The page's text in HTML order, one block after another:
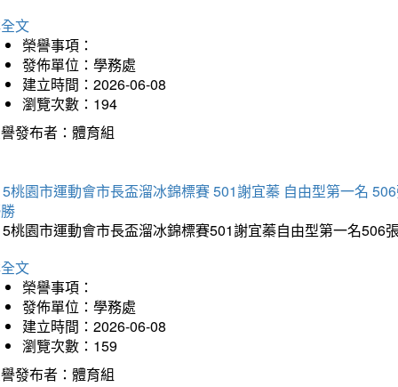
文
榮譽事項：
發佈單位：學務處
建立時間：2026-06-08
瀏覽次數：194
發布者：體育組
桃園市運動會市長盃溜冰錦標賽 501謝宜蓁 自由型第一名
桃園市運動會市長盃溜冰錦標賽501謝宜蓁自由型第一名
文
榮譽事項：
發佈單位：學務處
建立時間：2026-06-08
瀏覽次數：159
發布者：體育組